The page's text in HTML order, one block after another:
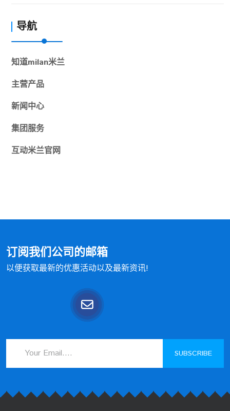
导航
知道milan米兰
主营产品
新闻中心
集团服务
互动米兰官网
订阅我们公司的邮箱
以便获取最新的优惠活动以及最新资讯!
SUBSCRIBE